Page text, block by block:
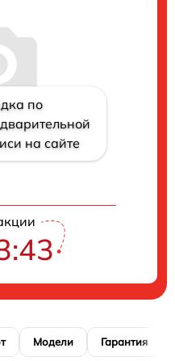
по
на сайте
Модели Гарантия